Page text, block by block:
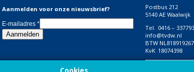
Aanmelden voor onze nieuwsbrief?
E-mailadres *
Postbus 212
5140 AE Waalwijk
Tel. 0416 – 337793
info@tvdw.nl
BTW
KvK 18074398